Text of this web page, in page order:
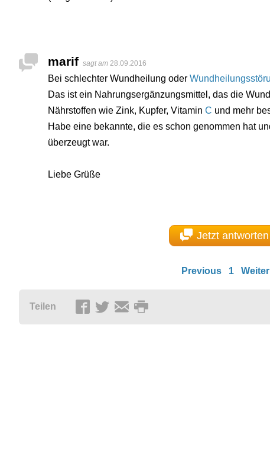
marif sagt am 28.09.2016
Bei schlechter Wundheilung oder
Das ist ein Nahrungsergänzungsmittel, das die
Nährstoffen wie Zink, Kupfer, Vitamin C und mehr
Habe eine bekannte, die es schon genommen hat
überzeugt war.
Liebe Grüße
Jetzt antworten
Previous 1 Weiter
Teilen